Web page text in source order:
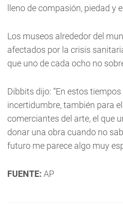
lleno de compasión, piedad y
Los museos alrededor del
afectados por la crisis
que uno de cada ocho no
Dibbits dijo: “En estos
incertidumbre, también para
comerciantes del arte, el que
donar una obra cuando no
futuro me parece algo muy
FUENTE: AP